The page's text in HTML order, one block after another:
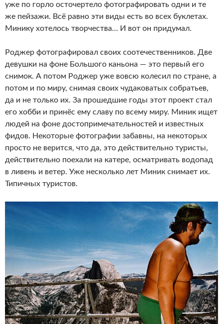
уже по горло осточертело фотографировать одни и те
же пейзажи. Всё равно эти виды есть во всех буклетах.
Минику хотелось творчества… И вот он придумал.
Роджер фотографировал своих соотечественников. Две
девушки на фоне Большого каньона — это первый его
снимок. А потом Роджер уже вовсю колесил по стране, а
потом и по миру, снимая своих чудаковатых собратьев,
да и не только их. За прошедшие годы этот проект стал
его хобби и принёс ему славу по всему миру. Миник ищет
людей на фоне достопримечательностей и известных
фидов. Некоторые фотографии забавны, на некоторых
просто не верится, что да, это действительно туристы,
действительно поехали на катере, осматривать водопад
в ливень и ветер. Уже несколько лет Миник снимает их.
Типичных туристов.